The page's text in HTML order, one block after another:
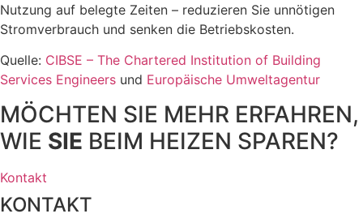
Nutzung auf belegte Zeiten – reduzieren Sie unnötigen
Stromverbrauch und senken die Betriebskosten.
Quelle: CIBSE – The Chartered Institution of Building
Services Engineers und Europäische Umweltagentur
MÖCHTEN SIE MEHR ERFAHREN,
WIE SIE BEIM HEIZEN SPAREN?
Kontakt
KONTAKT